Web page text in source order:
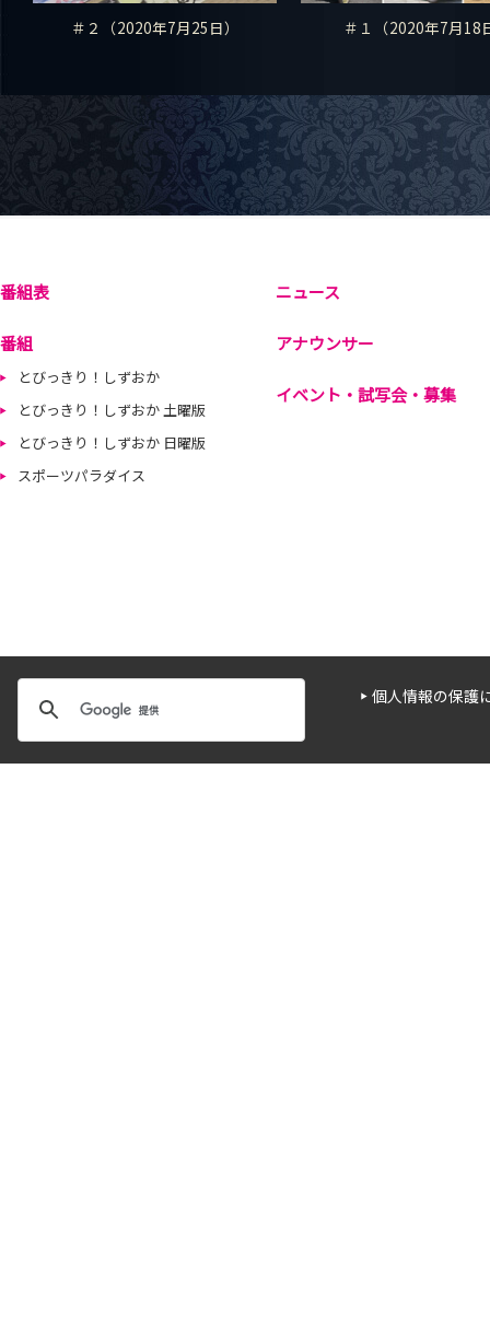
＃２（2020年7月25日） ＃１（2020年7月18
番組表
番組
とびっきり！しずおか
とびっきり！しずおか 土曜版
とびっきり！しずおか 日曜版
スポーツパラダイス
ニュース
アナウンサー
イベント・試写会・募集
個人情報の保護